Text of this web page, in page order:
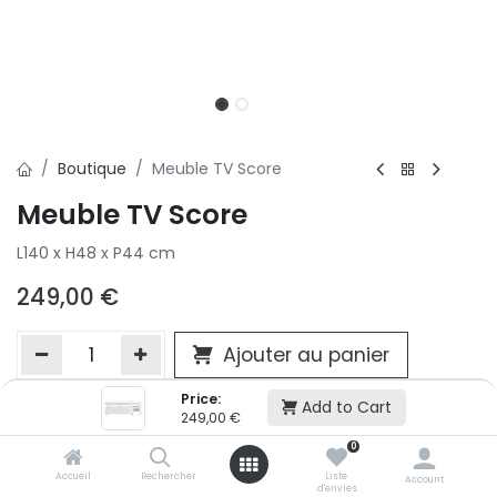
Price:
249,00 € Add to Cart
Accueil Rechercher
0
Liste
d'envies
Account
Boutique Meuble TV Score
Meuble TV Score
L140 x H48 x P44 cm
249,00 €
Ajouter au panier
Ajouter à la liste d'envie
Si vous ne pouvez pas ajouter cet article dans votre panier
victime de son succès et momentanément indisponible.